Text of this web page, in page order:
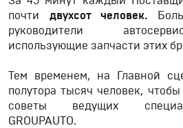
почти двухсот человек.
руководители
использующие запчасти этих
Тем временем, на Главной
полутора тысяч человек,
советы ведущих
GROUPAUTO.